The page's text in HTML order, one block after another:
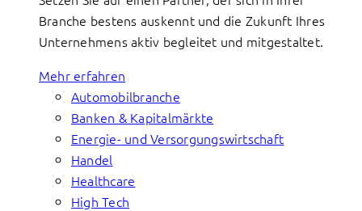
Branche bestens auskennt und die Zukunft Ihres
Unternehmens aktiv begleitet und mitgestaltet.
Mehr erfahren
Automobilbranche
Banken & Kapitalmärkte
Energie- und Versorgungswirtschaft
Handel
Healthcare
High Tech